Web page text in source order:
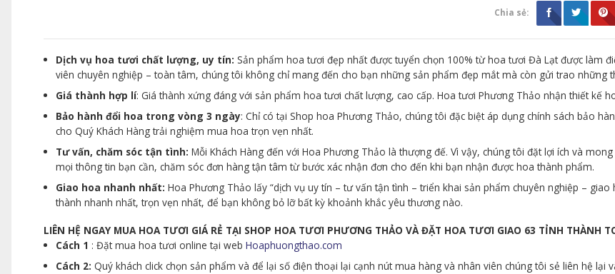
Chia sẻ:
Dịch vụ hoa tươi chất lượng, uy tín: Sản phẩm hoa tươi đẹp nhất được tuyển chọn 100% từ hoa tươi Đà Lạt được làm
viên chuyên nghiệp – toàn tâm, chúng tôi không chỉ mang đến cho bạn những sản phẩm đẹp mắt mà còn gửi trao những
Giá thành hợp lí: Giá thành xứng đáng với sản phẩm hoa tươi chất lượng, cao cấp. Hoa tươi Phương Thảo nhận thiết kế
Bảo hành đổi hoa trong vòng 3 ngày: Chỉ có tại Shop hoa Phương Thảo, chúng tôi đặc biệt áp dụng chính sách bảo
cho Quý Khách Hàng trải nghiệm mua hoa trọn vẹn nhất.
Tư vấn, chăm sóc tận tình: Mỗi Khách Hàng đến với Hoa Phương Thảo là thượng đế. Vì vậy, chúng tôi đặt lợi ích và
mọi thông tin bạn cần, chăm sóc đơn hàng tận tâm từ bước xác nhận đơn cho đến khi bạn nhận được hoa thành phẩm.
Giao hoa nhanh nhất: Hoa Phương Thảo lấy “dịch vụ uy tín – tư vấn tận tình – triển khai sản phẩm chuyên nghiệp –
thành nhanh nhất, trọn vẹn nhất, để bạn không bỏ lỡ bất kỳ khoảnh khắc yêu thương nào.
LIÊN HỆ NGAY MUA HOA TƯƠI GIÁ RẺ TẠI SHOP HOA TƯƠI PHƯƠNG THẢO VÀ ĐẶT HOA TƯƠI GIAO 63 TỈNH THÀNH
Cách 1 : Đặt mua hoa tươi online tại webHoaphuongthao.com
Cách 2: Quý khách click chọn sản phẩm và để lại số điện thoại lại cạnh nút mua hàng và nhân viên chúng tôi sẻ liên hệ lại